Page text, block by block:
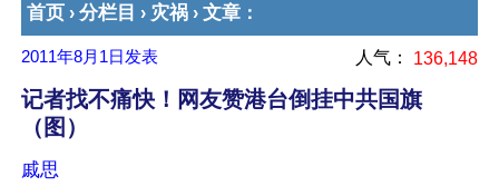
首页 › 分栏目 › 灾祸 › 文章 ：
2011年8月1日 发表 人气： 136,148
记者找不痛快！网友赞港台倒挂中共国旗
（图）
戚思